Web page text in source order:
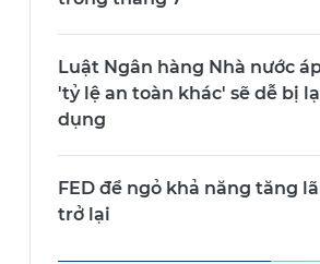
Luật Ngân hàng Nhà nước áp
'tỷ lệ an toàn khác' sẽ dễ bị
dụng
FED để ngỏ khả năng tăng
trở lại